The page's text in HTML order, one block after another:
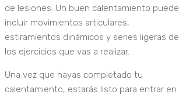
de lesiones. Un buen calentamiento puede
incluir movimientos articulares,
estiramientos dinámicos y series ligeras de
los ejercicios que vas a realizar.
Una vez que hayas completado tu
calentamiento, estarás listo para entrar en